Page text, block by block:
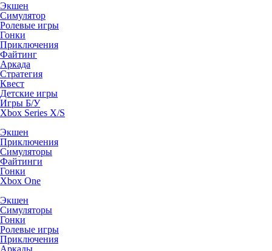
Экшен
Симулятор
Ролевые игры
Гонки
Приключения
Файтинг
Аркада
Стратегия
Квест
Детские игры
Игры Б/У
Xbox Series X/S
Экшен
Приключения
Симуляторы
Файтинги
Гонки
Xbox One
Экшен
Симуляторы
Гонки
Ролевые игры
Приключения
Аркады